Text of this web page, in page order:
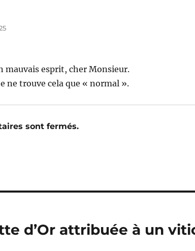
mauvais esprit, cher Monsieur.
ne trouve cela que « normal ».
sont fermés.
d’Or attribuée à un